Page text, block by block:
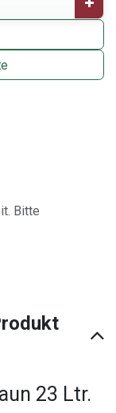
Bitte
23 Ltr.